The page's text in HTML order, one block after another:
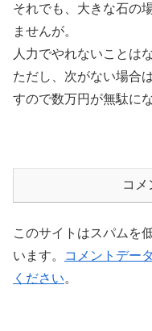
それでも、大きな石の
ませんが。
人力でやれないことは
ただし、次がない場合
すので数万円が無駄に
コメ
このサイトはスパムを
います。
コメントデー
ください。